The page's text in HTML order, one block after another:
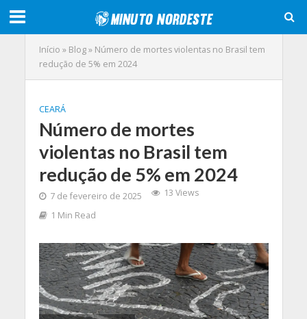
Início » Blog» Número de mortes violentas no Brasil tem
redução de 5% em 2024
CEARÁ
Número de mortes
violentas no Brasil tem
redução de 5% em 2024
7 de fevereiro de 2025
13 Views
1 Min Read